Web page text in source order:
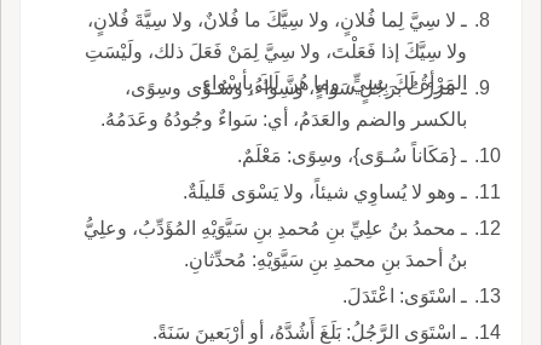
ـ لا سِيَّ لِما فُلانٍ، ولا سِيَّكَ ما فُلانٌ، ولا سِيَّةَ فُلانٍ،
ولا سِيَّكَ إذا فَعَلْتَ، ولا سِيَّ لِمَنْ فَعَلَ ذلك، ولَيْسَتِ
المَرْأةُ لَكَ بِسِيٍّ، وما هُنَّ لَكَ بِأسْواءٍ.
ـ مَرَرْتُ برَجُلٍ سَواءٍ، وسِواءُ، وسُـوًى وسِوًى،
بالكسر والضم والعَدَمُ، أي: سَواءٌ وجُودُهُ وعَدَمُهُ.
ـ {مَكَاناً سُـوًى}، وسِوًى: مَعْلَمٌ.
ـ وهو لا يُساوِي شيئاً، ولا يَسْوَى قَليلَةٌ.
ـ محمدُ بنُ علِيِّ بنِ مُحمدِ بنِ سَيَّوَيْهِ المُؤَدِّبُ، وعلِيُّ
بنُ أحمدَ بنِ محمدِ بنِ سَيَّوَيْهِ: مُحدِّثانِ.
ـ اسْتَوَى: اعْتَدَلَ.
ـ اسْتَوَى الرَّجُلُ: بَلَغَ أَشُدَّهُ، أو أرْبَعينَ سَنَةً.